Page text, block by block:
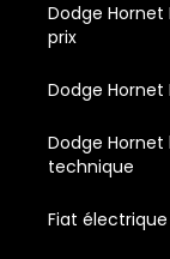
Dodge
prix
Dodge Hornet
Dodge Hornet
technique
Fiat